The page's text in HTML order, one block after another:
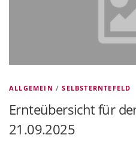
ALLGEMEIN /SELBSTERNTEFELD
Ernteübersicht für
21.09.2025